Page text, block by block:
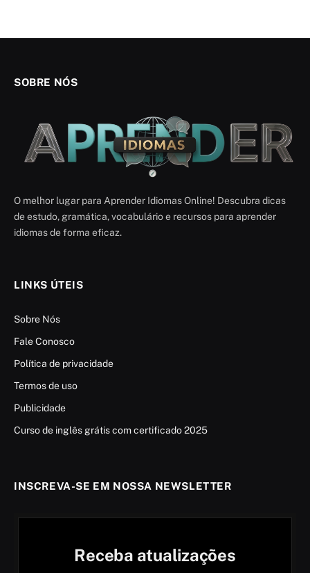
SOBRE NÓS
O melhor lugar para Aprender Idiomas Online! Descubra dicas
de estudo, gramática, vocabulário e recursos para aprender
idiomas de forma eficaz.
LINKS ÚTEIS
Sobre Nós
Fale Conosco
Política de privacidade
Termos de uso
Publicidade
Curso de inglês grátis com certificado 2025
INSCREVA-SE EM NOSSA NEWSLETTER
Receba atualizações